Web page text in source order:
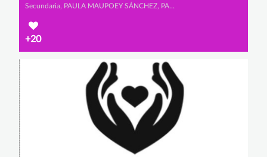
Secundaria, PAULA MAUPOEY SÁNCHEZ, PAULA VÁZQUEZ DURÁN y LAURA FONSECA ORTÉS
+20